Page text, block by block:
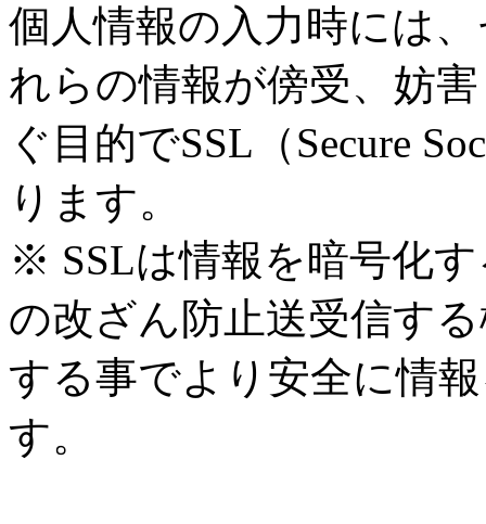
個人情報の入力時には
れらの情報が傍受、妨
ぐ目的でSSL（Secure
ります。
※ SSLは情報を暗号化
の改ざん防止送受信す
する事でより安全に情
す。